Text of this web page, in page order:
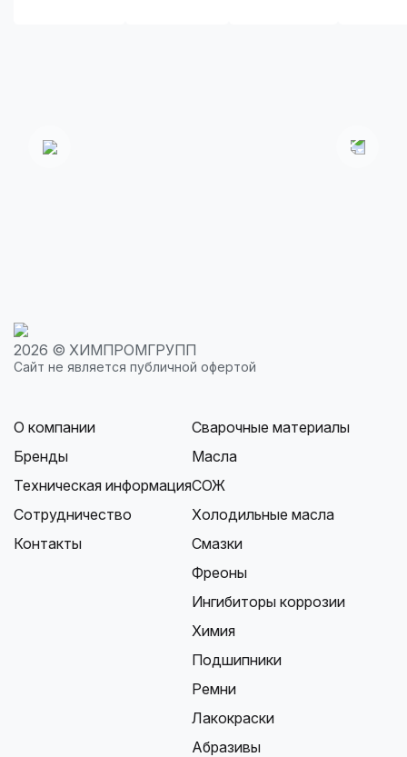
2026 © ХИМПРОМГРУПП
Сайт не является публичной офертой
О компании
Бренды
Техническая информация
Сотрудничество
Контакты
Сварочные материалы
Масла
СОЖ
Холодильные масла
Смазки
Фреоны
Ингибиторы коррозии
Химия
Подшипники
Ремни
Лакокраски
Абразивы